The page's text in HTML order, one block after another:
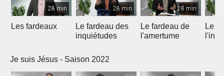
28 min
Les fardeaux
28 min
Le fardeau des
inquiétudes
28 min
Le fardeau de
l'amertume
Le
Je suis Jésus - Saison 2022